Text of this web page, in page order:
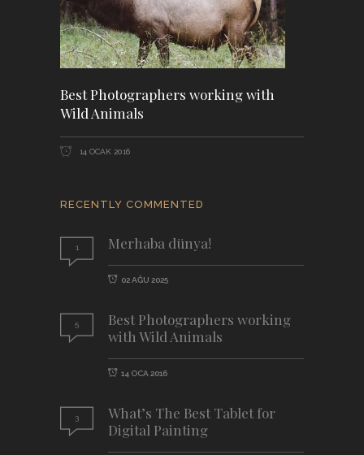
Best Photographers working with
Wild Animals
14 OCAK 2016
RECENTLY COMMENTED
1 Merhaba dünya!
02 AĞU 2025
5
Best Photographers working
with Wild Animals
14 OCA 2016
3
What’s The Best Tablet for
Digital Painting